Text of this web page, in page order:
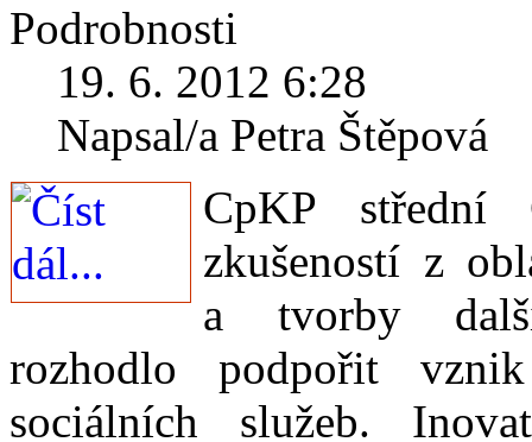
Podrobnosti
19. 6. 2012 6:28
Napsal/a Petra Štěpová
CpKP střední
zkušeností z
a tvorby
rozhodlo podpořit
sociálních služeb.